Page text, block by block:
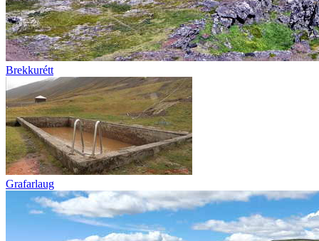
Brekkurétt
Grafarlaug